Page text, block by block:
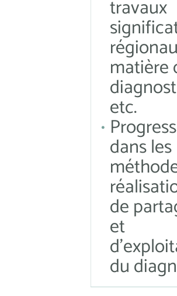
travaux
matière
etc.
dans les
de
et
du